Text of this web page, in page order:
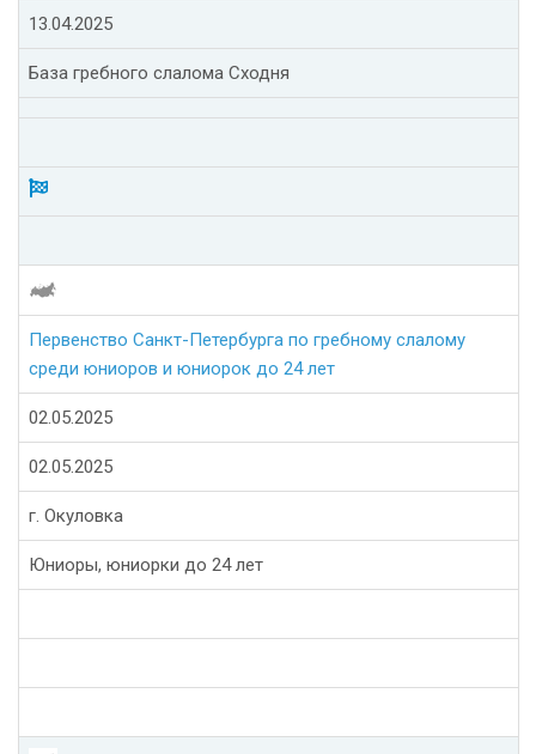
13.04.2025
База гребного слалома Сходня
Первенство Санкт-Петербурга по гребному слалому
среди юниоров и юниорок до 24 лет
02.05.2025
02.05.2025
г. Окуловка
Юниоры, юниорки до 24 лет